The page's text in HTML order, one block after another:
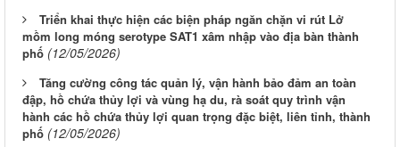
Triển khai thực hiện các biện pháp ngăn chặn vi rút Lở
mồm long móng serotype SAT1 xâm nhập vào địa bàn thành
phố (12/05/2026)
Tăng cường công tác quản lý, vận hành bảo đảm an toàn
đập, hồ chứa thủy lợi và vùng hạ du, rà soát quy trình vận
hành các hồ chứa thủy lợi quan trọng đặc biệt, liên tỉnh, thành
phố (12/05/2026)